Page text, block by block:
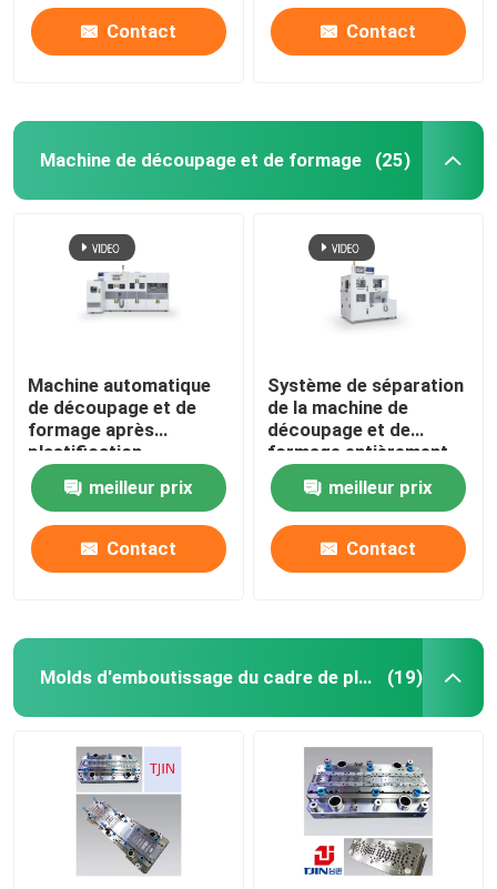
Contact Contact
Machine de découpage et de formage (25)
Machine automatique
de découpage et de
formage après
plastification
meilleur prix
Contact
Système de séparation
de la machine de
découpage et de
formage entièrement
automatique de 1,5 kW
meilleur prix
Contact
Molds d'emboutissage du cadre de plomb IC (19)